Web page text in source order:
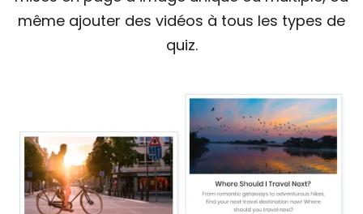
même ajouter des vidéos à tous les types de
quiz.